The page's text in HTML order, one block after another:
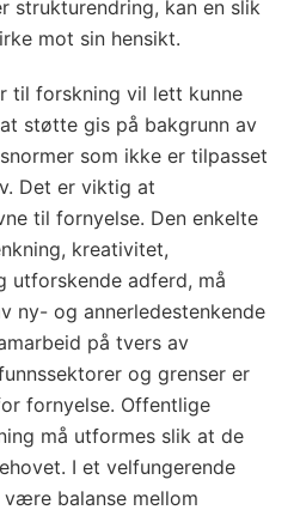
strukturendring, kan en slik
mot sin hensikt.
til forskning vil lett kunne
støtte gis på bakgrunn av
som ikke er tilpasset
Det er viktig at
til fornyelse. Den enkelte
kreativitet,
utforskende adferd, må
ny- og annerledestenkende
på tvers av
og grenser er
fornyelse. Offentlige
må utformes slik at de
I et velfungerende
balanse mellom